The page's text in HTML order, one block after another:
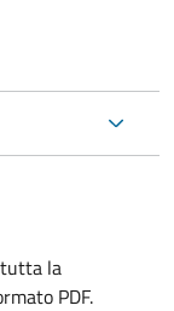
la
PDF.